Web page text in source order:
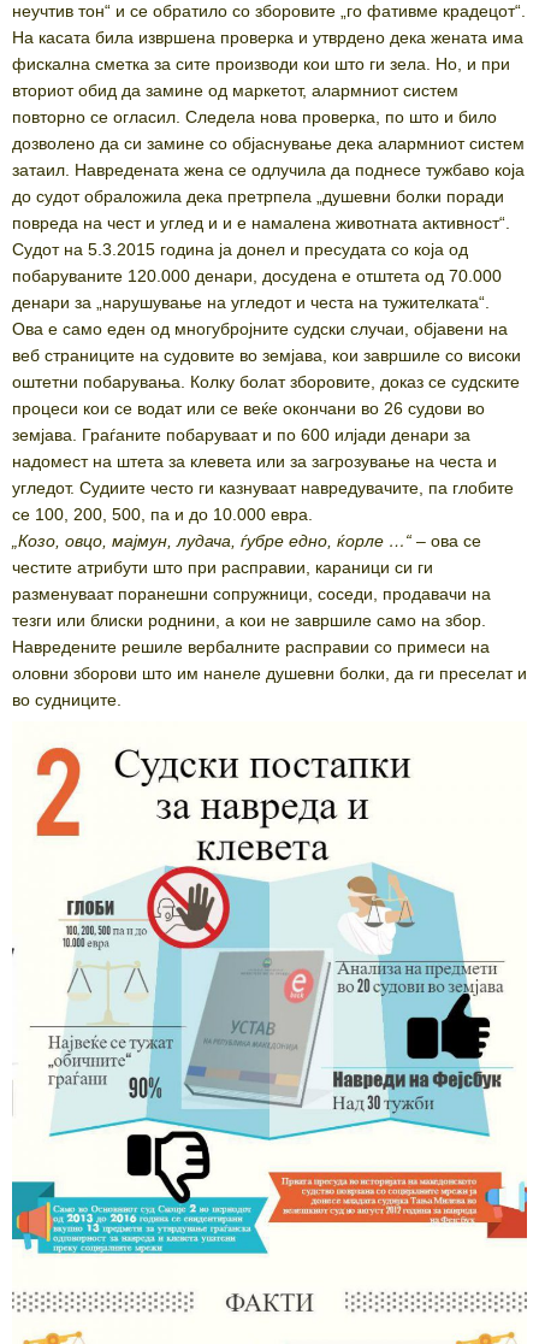
неучтив тон“ и се обратило со зборовите „го фативме крадецот“.
На касата била извршена проверка и утврдено дека жената има
фискална сметка за сите производи кои што ги зела. Но, и при
вториот обид да замине од маркетот, алармниот систем
повторно се огласил. Следела нова проверка, по што и било
дозволено да си замине со објаснување дека алармниот систем
затаил. Навредената жена се одлучила да поднесе тужбаво која
до судот обраложила дека претрпела „душевни болки поради
повреда на чест и углед и и е намалена животната активност“.
Судот на 5.3.2015 година ја донел и пресудата со која од
побаруваните 120.000 денари, досудена е отштета од 70.000
денари за „нарушување на угледот и честа на тужителката“.
Ова е само еден од многубројните судски случаи, објавени на
веб страниците на судовите во земјава, кои завршиле со високи
оштетни побарувања. Колку болат зборовите, доказ се судските
процеси кои се водат или се веќе окончани во 26 судови во
земјава. Граѓаните побаруваат и по 600 илјади денари за
надомест на штета за клевета или за загрозување на честа и
угледот. Судиите често ги казнуваат навредувачите, па глобите
се 100, 200, 500, па и до 10.000 евра.
„Козо, овцо, мајмун, лудача, ѓубре едно, ќорле …“ – ова се
честите атрибути што при расправии, караници си ги
разменуваат поранешни сопружници, соседи, продавачи на
тезги или блиски роднини, а кои не завршиле само на збор.
Навредените решиле вербалните расправии со примеси на
оловни зборови што им нанеле душевни болки, да ги преселат и
во судниците.